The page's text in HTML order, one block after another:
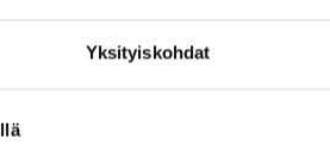
Yksityiskohdat
kohottavat verenpainetta
sydän- ja
eli